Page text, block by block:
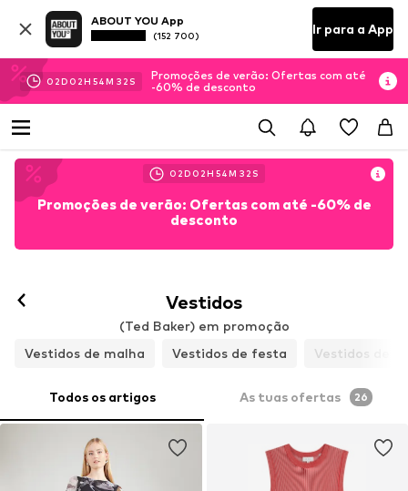
ABOUT YOU App
(152 700) Ir para a App
02D 02H 54M 30 S
Promoções de verão: Ofertas com até
-60% de desconto
02D 02H 54M 30 S
Promoções de verão: Ofertas com até -60% de
desconto
Vestidos
(Ted Baker) em promoção
Vestidos de malha
Vestidos de festa Vestidos de
Todos os artigos As tuas ofertas 26